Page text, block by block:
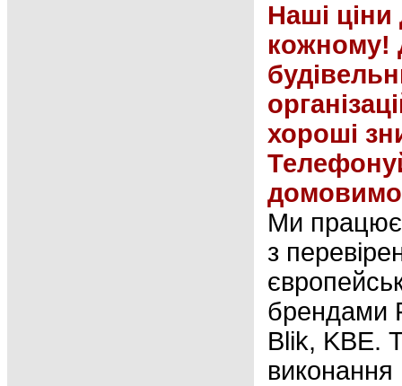
Наші ціни
кожному!
хороші
Ми
з
брендами
Blik, KBE.
виконання